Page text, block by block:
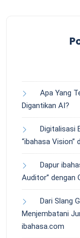
Apa Yang
Digantikan AI?
Digitalisasi
“ibahasa Vision”
Dapur
Auditor” dengan
Dari Slang
Menjembatani
ibahasa.com